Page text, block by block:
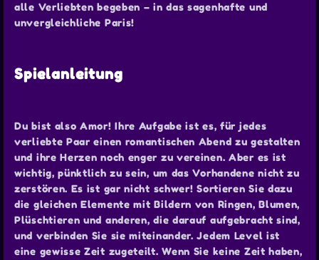
alle Verliebten begeben – in das sagenhafte und
unvergleichliche Paris!
Spielanleitung
Du bist also Amor! Ihre Aufgabe ist es, für jedes
verliebte Paar einen romantischen Abend zu gestalten
und ihre Herzen noch enger zu vereinen. Aber es ist
wichtig, pünktlich zu sein, um das Vorhandene nicht zu
zerstören. Es ist gar nicht schwer! Sortieren Sie dazu
die gleichen Elemente mit Bildern von Ringen, Blumen,
Plüschtieren und anderen, die darauf aufgebracht sind,
und verbinden Sie sie miteinander. Jedem Level ist
eine gewisse Zeit zugeteilt. Wenn Sie keine Zeit haben,